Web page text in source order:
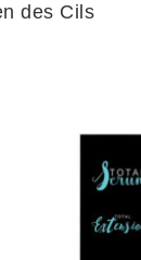
des Cils